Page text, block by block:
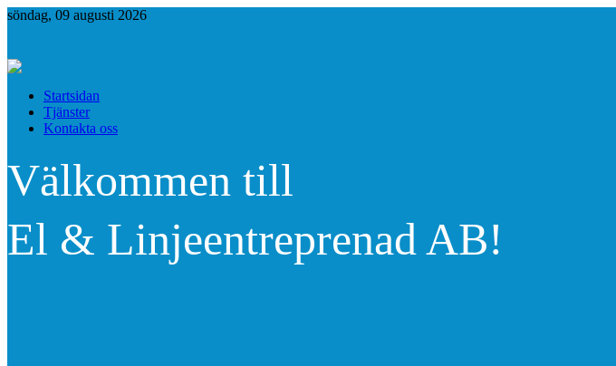
söndag, 09 augusti 2026
Startsidan
Tjänster
Kontakta oss
Välkommen till
El & Linjeentreprenad AB!